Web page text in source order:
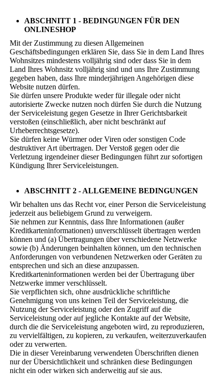
ABSCHNITT 1 - BEDINGUNGEN FÜR DEN
ONLINESHOP
Mit der Zustimmung zu diesen Allgemeinen
Geschäftsbedingungen erklären Sie, dass Sie in dem Land Ihres
Wohnsitzes mindestens volljährig sind oder dass Sie in dem
Land Ihres Wohnsitz volljährig sind und uns Ihre Zustimmung
gegeben haben, dass Ihre minderjährigen Angehörigen diese
Website nutzen dürfen.
Sie dürfen unsere Produkte weder für illegale oder nicht
autorisierte Zwecke nutzen noch dürfen Sie durch die Nutzung
der Serviceleistung gegen Gesetze in Ihrer Gerichtsbarkeit
verstoßen (einschließlich, aber nicht beschränkt auf
Urheberrechtsgesetze).
Sie dürfen keine Würmer oder Viren oder sonstigen Code
destruktiver Art übertragen. Der Verstoß gegen oder die
Verletzung irgendeiner dieser Bedingungen führt zur sofortigen
Kündigung Ihrer Serviceleistungen.
ABSCHNITT 2 - ALLGEMEINE BEDINGUNGEN
Wir behalten uns das Recht vor, einer Person die Serviceleistung
jederzeit aus beliebigem Grund zu verweigern.
Sie nehmen zur Kenntnis, dass Ihre Informationen (außer
Kreditkarteninformationen) unverschlüsselt übertragen werden
können und (a) Übertragungen über verschiedene Netzwerke
sowie (b) Änderungen beinhalten können, um den technischen
Anforderungen von verbundenen Netzwerken oder Geräten zu
entsprechen und sich an diese anzupassen.
Kreditkarteninformationen werden bei der Übertragung über
Netzwerke immer verschlüsselt.
Sie verpflichten sich, ohne ausdrückliche schriftliche
Genehmigung von uns keinen Teil der Serviceleistung, die
Nutzung der Serviceleistung oder den Zugriff auf die
Serviceleistung oder auf jegliche Kontakte auf der Website,
durch die die Serviceleistung angeboten wird, zu reproduzieren,
zu vervielfältigen, zu kopieren, zu verkaufen, weiterzuverkaufen
oder zu verwerten.
Die in dieser Vereinbarung verwendeten Überschriften dienen
nur der Übersichtlichkeit und schränken diese Bedingungen
nicht ein oder wirken sich anderweitig auf sie aus.